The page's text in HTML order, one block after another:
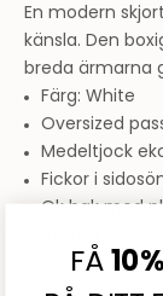
En modern
känsla. Den
breda ärmarna
Färg: White
Oversized
Medeltjock
Fickor i
Ok bak med
FÅ